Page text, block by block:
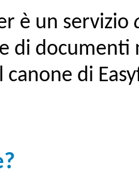
è un servizio
di documenti
di